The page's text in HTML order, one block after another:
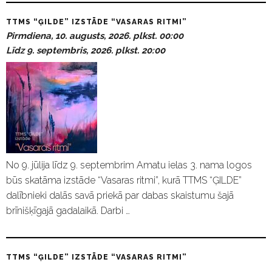
TTMS “ĢILDE” IZSTĀDE “VASARAS RITMI”
Pirmdiena, 10. augusts, 2026. plkst. 00:00
Līdz 9. septembris, 2026. plkst. 20:00
No 9. jūlija līdz 9. septembrim Amatu ielas 3. nama logos
būs skatāma izstāde “Vasaras ritmi”, kurā TTMS “ĢILDE”
dalībnieki dalās savā priekā par dabas skaistumu šajā
brīnišķīgajā gadalaikā. Darbi …
TTMS “ĢILDE” IZSTĀDE “VASARAS RITMI”